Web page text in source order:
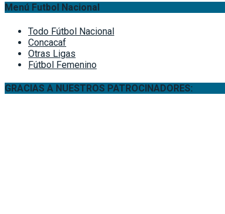
Menú Futbol Nacional
Todo Fútbol Nacional
Concacaf
Otras Ligas
Fútbol Femenino
GRACIAS A NUESTROS PATROCINADORES: